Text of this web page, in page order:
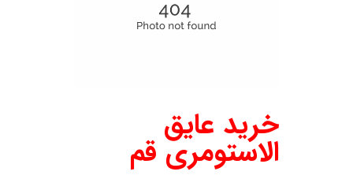
خرید عایق
الاستومری قم